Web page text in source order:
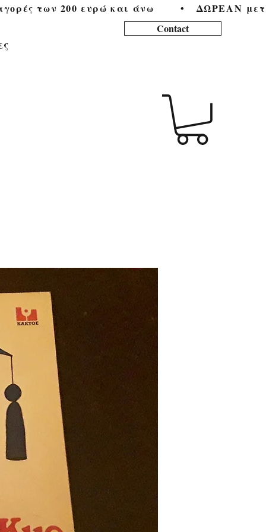
των 200 ευρώ και άνω        •
Contact